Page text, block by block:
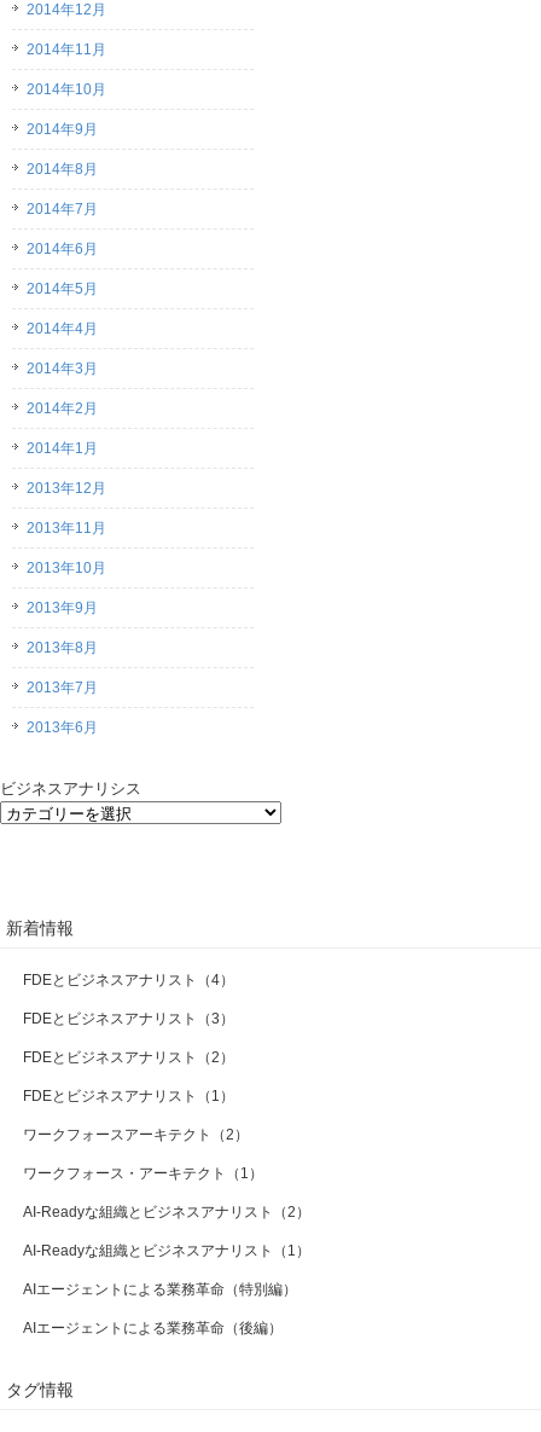
2014年12月
2014年11月
2014年10月
2014年9月
2014年8月
2014年7月
2014年6月
2014年5月
2014年4月
2014年3月
2014年2月
2014年1月
2013年12月
2013年11月
2013年10月
2013年9月
2013年8月
2013年7月
2013年6月
ビジネスアナリシス
新着情報
FDEとビジネスアナリスト（4）
FDEとビジネスアナリスト（3）
FDEとビジネスアナリスト（2）
FDEとビジネスアナリスト（1）
ワークフォースアーキテクト（2）
ワークフォース・アーキテクト（1）
AI-Readyな組織とビジネスアナリスト（2）
AI-Readyな組織とビジネスアナリスト（1）
AIエージェントによる業務革命（特別編）
AIエージェントによる業務革命（後編）
タグ情報